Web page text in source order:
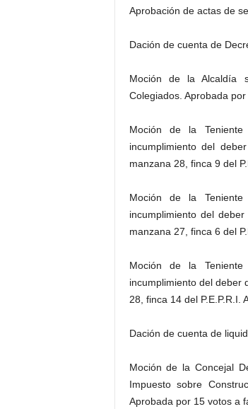
Aprobación de actas de
Dación de cuenta de
Moción de la Alcaldía
Colegiados. Aprobada
Moción de la
incumplimiento del
manzana 28, finca 9 del
Moción de la
incumplimiento del
manzana 27, finca 6 del
Moción de la
incumplimiento del deber
28, finca 14 del P.E.P.R.I.
Dación de cuenta de
Moción de la Concejal
Impuesto sobre
Aprobada por 15 votos a